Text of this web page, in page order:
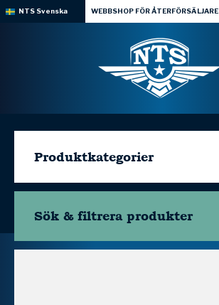
NTS Svenska WEBBSHOP FÖR ÅTERFÖRSÄLJARE
Produktkategorier
Sök & filtrera produkter